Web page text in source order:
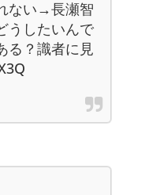
ない→長瀬智
うしたいんで
る？識者に見